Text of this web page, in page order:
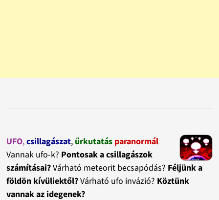
UFO,csillagászat, űrkutatás paranormál
Vannak ufo-k? Pontosak a csillagászok
számításai?Várható meteorit becsapódás? Féljünk a
földön kívüliektől?Várható ufo invázió? Köztünk
vannak az idegenek?